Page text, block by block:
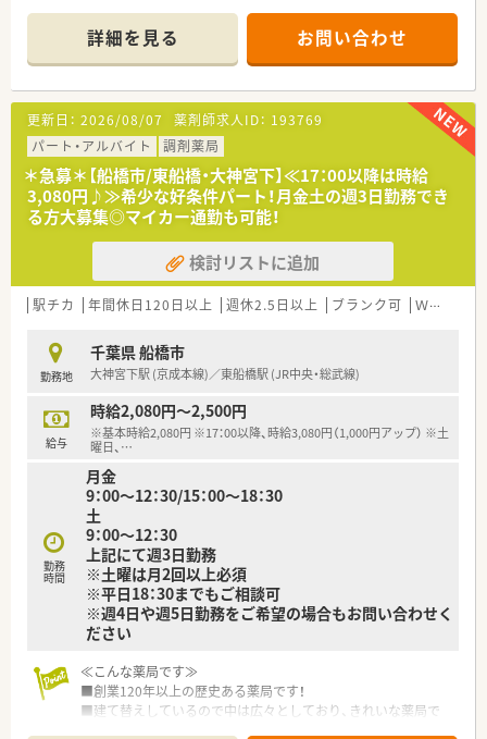
（呼吸器科・内科・循環器科・糖尿病内科・腎臓内科・乳腺科等）
1日の処方箋枚数は1日40～50枚程、薬剤師は正社員2名が在籍
しております。
■ラスト20：00まで勤務できる方を募集します。1日4時間～、週
2日～勤務できる方是非お問い合わせください。
17：00以降は時給2,500円までご相談可、高時給で働きたい方必
見の希少なパート枠です。
＜こんな会社です＞
■1935年創業、調剤薬局・調剤併設型ドラッグストア・ドラッグ
ストアの3つの業態で店舗を展開しております。
■大学病院、総合病院門前からクリニックモールや駅中店舗な
ど、バリエーションのある店舗展開をしており、様々な経験を積
むことができます。
■調剤専門薬剤師、併設店勤務、OTC販売専従と勤務先のご相談
■1人当たりの処方箋枚数は平均20枚以下の店舗が多く、投薬に
もしっかりと時間が掛けられる環境がございます。
＜社風・教育体制＞
■人事異動は無理な配置はなく、相談の中で決めれる社風がござ
います！
■年1回の上長との面談があり、相談しやすい環境です♪
■社内専門資格や薬剤師様向けe－ラーニングなどもあるため、
勉強のできる環境も整っています◎
■中途入社の方にはOJT研修が基本！
社内資格を保有されている社員の方々を中心にしっかりと教育・
研修を行っていただけます！
詳細を見る お問い合わせ
更新日： 2026/08/07 薬剤師求人ID： 193769
パート・アルバイト
調剤薬局
＊急募＊【船橋市/東船橋・大神宮下】≪17：00以降は時給
3,080円♪≫希少な好条件パート！月金土の週3日勤務でき
る方大募集◎マイカー通勤も可能！
検討リストに追加
駅チカ 年間休日120日以上 週休2.5日以上 ブランク可 Ｗワーク可
勤務地
千葉県 船橋市
大神宮下駅 (京成本線)／東船橋駅 (JR中央・総武線)
給与
時給2,080円～2,500円
※基本時給2,080円 ※17：00以降、時給3,080円（1,000円アップ） ※土
曜日、…
勤務
時間
月金
9：00～12：30/15：00～18：30
土
9：00～12：30
上記にて週3日勤務
※土曜は月2回以上必須
※平日18：30までもご相談可
※週4日や週5日勤務をご希望の場合もお問い合わせく
ださい
≪こんな薬局です≫
■創業120年以上の歴史ある薬局です！
■建て替えしているので中は広々としており、きれいな薬局で